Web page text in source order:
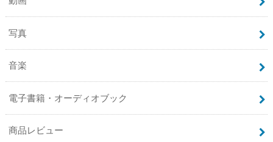
写真
音楽
電子書籍・オーディオブック
商品レビュー